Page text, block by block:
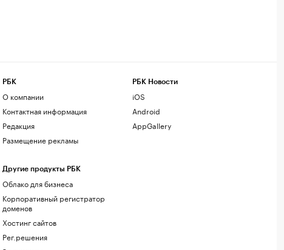
РБК
О компании
Контактная информация
Редакция
Размещение рекламы
Другие продукты РБК
Облако для бизнеса
Корпоративный регистратор
доменов
Хостинг сайтов
Рег.решения
РБК Новости
iOS
Android
AppGallery